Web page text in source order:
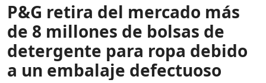
P&G retira del mercado más
de 8 millones de bolsas de
detergente para ropa debido
a un embalaje defectuoso